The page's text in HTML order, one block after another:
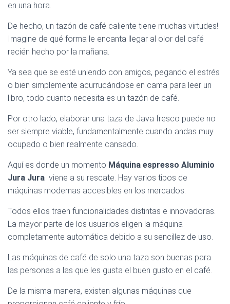
en una hora.
De hecho, un tazón de café caliente tiene muchas virtudes!
Imagine de qué forma le encanta llegar al olor del café
recién hecho por la mañana.
Ya sea que se esté uniendo con amigos, pegando el estrés
o bien simplemente acurrucándose en cama para leer un
libro, todo cuanto necesita es un tazón de café.
Por otro lado, elaborar una taza de Java fresco puede no
ser siempre viable, fundamentalmente cuando andas muy
ocupado o bien realmente cansado.
Aquí es donde un momento Máquina espresso Aluminio
Jura Jura viene a su rescate. Hay varios tipos de
máquinas modernas accesibles en los mercados.
Todos ellos traen funcionalidades distintas e innovadoras.
La mayor parte de los usuarios eligen la máquina
completamente automática debido a su sencillez de uso.
Las máquinas de café de solo una taza son buenas para
las personas a las que les gusta el buen gusto en el café.
De la misma manera, existen algunas máquinas que